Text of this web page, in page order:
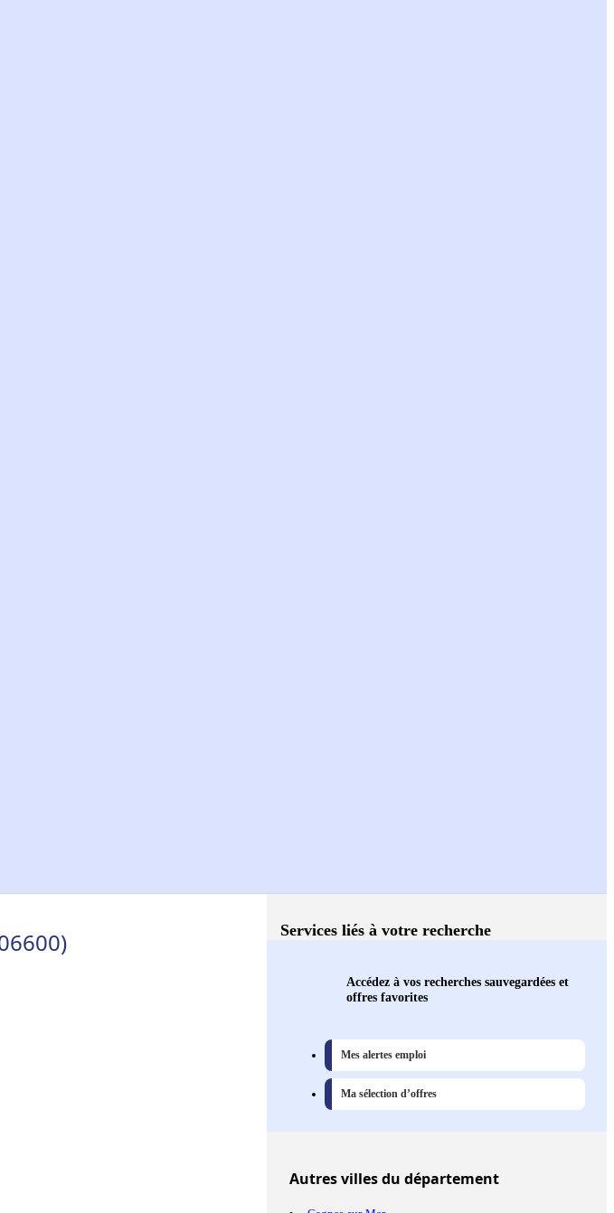
Services liés à votre recherche
Accédez à vos recherches sauvegardées et
offres favorites
Mes alertes emploi
Ma sélection d’offres
Autresvillesdu département